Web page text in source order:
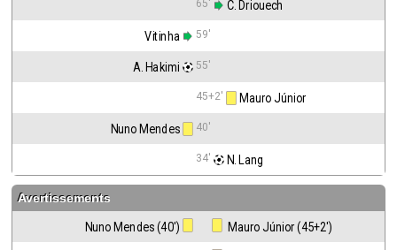
65' C. Driouech
Vitinha 59'
A. Hakimi 55'
45+2' Mauro Júnior
Nuno Mendes 40'
34' N. Lang
Avertissements
Nuno Mendes (40') Mauro Júnior (45+2')